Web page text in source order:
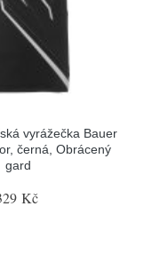
vyrážečka Bauer
černá, Obrácený
gard
Kč